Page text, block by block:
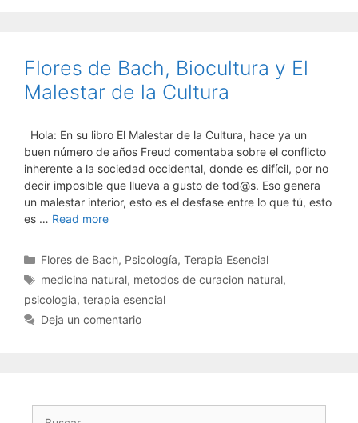
Flores de Bach, Biocultura y El
Malestar de la Cultura
Hola: En su libro El Malestar de la Cultura, hace ya un
buen número de años Freud comentaba sobre el conflicto
inherente a la sociedad occidental, donde es difícil, por no
decir imposible que llueva a gusto de tod@s. Eso genera
un malestar interior, esto es el desfase entre lo que tú, esto
es … Read more
Categorías
Flores de Bach, Psicología,Terapia Esencial
Etiquetas
medicina natural, metodos de curacion natural,
psicologia, terapia esencial
Deja un comentario
Buscar: